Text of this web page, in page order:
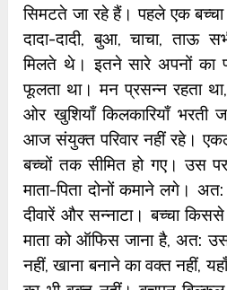
सिमटते जा रहे हैं। पहले एक
दादा-दादी, बुआ, चाचा, ताऊ
मिलते थे। इतने सारे अपनों का
फूलता था। मन प्रसन्न रहता
ओर खुशियाँ किलकारियाँ भरती
आज संयुक्त परिवार नहीं रहे।
बच्चों तक सीमित हो गए। उस
माता-पिता दोनों कमाने लगे।
दीवारें और सन्नाटा। बच्चा
माता को ऑफिस जाना है, अत:
नहीं, खाना बनाने का वक्त नहीं,